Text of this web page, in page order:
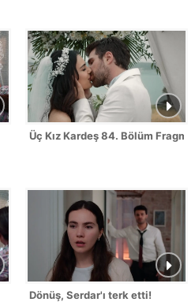
Üç Kız Kardeş 84. Bölüm
Dönüş, Serdar'ı terk etti!